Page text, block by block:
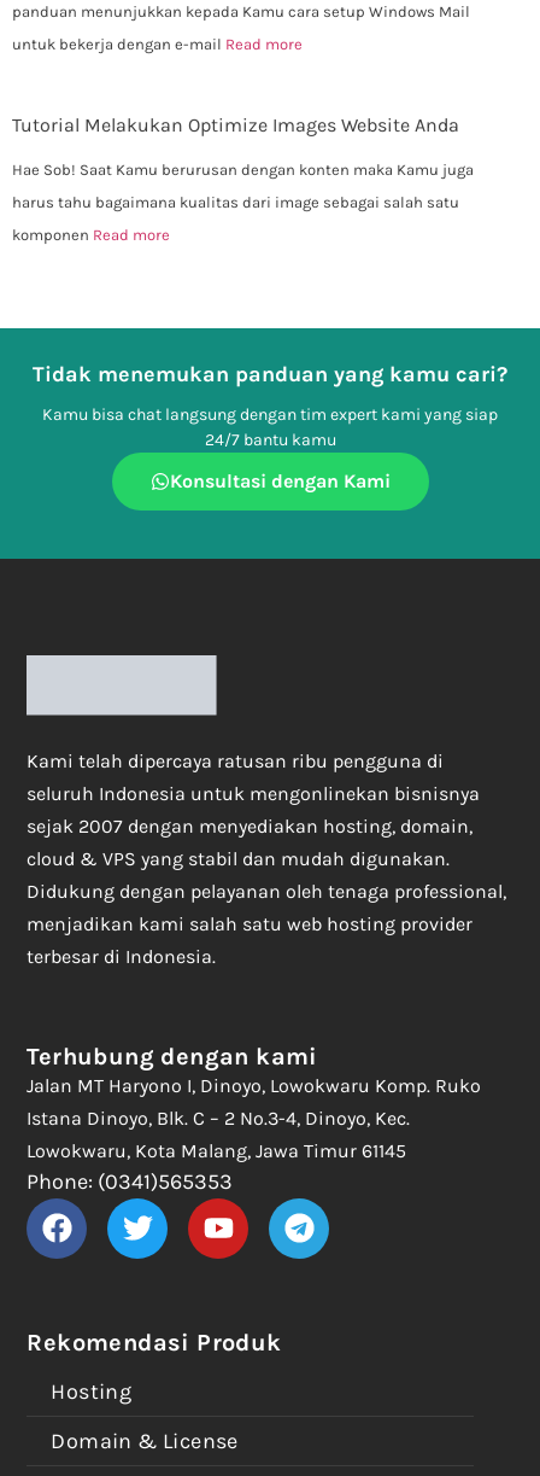
panduan menunjukkan kepada Kamu cara setup Windows Mail
untuk bekerja dengan e-mail Read more
Tutorial Melakukan Optimize Images Website Anda
Hae Sob! Saat Kamu berurusan dengan konten maka Kamu juga
harus tahu bagaimana kualitas dari image sebagai salah satu
komponen Read more
Tidak menemukan panduan yang kamu cari?
Kamu bisa chat langsung dengan tim expert kami yang siap
24/7 bantu kamu
Konsultasi dengan Kami
Kami telah dipercaya ratusan ribu pengguna di
seluruh Indonesia untuk mengonlinekan bisnisnya
sejak 2007 dengan menyediakan hosting, domain,
cloud & VPS yang stabil dan mudah digunakan.
Didukung dengan pelayanan oleh tenaga professional,
menjadikan kami salah satu web hosting provider
terbesar di Indonesia.
Rekomendasi Produk
Hosting
Domain & License
Terhubung dengan kami
Jalan MT Haryono I, Dinoyo, Lowokwaru Komp. Ruko
Istana Dinoyo, Blk. C – 2 No.3-4, Dinoyo, Kec.
Lowokwaru, Kota Malang, Jawa Timur 61145
Phone: (0341)565353